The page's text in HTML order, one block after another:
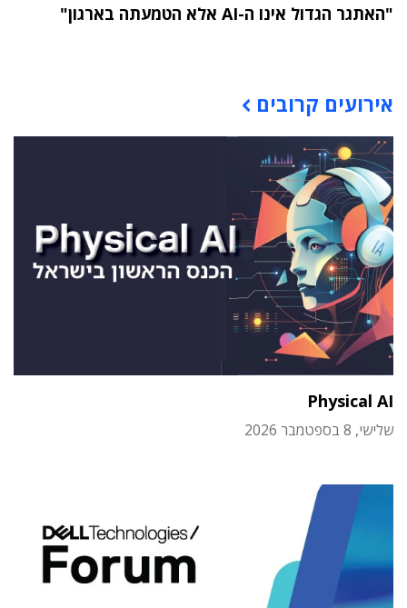
"האתגר הגדול אינו ה-AI אלא הטמעתה בארגון"
אירועים קרובים
Physical AI
שלישי, 8 בספטמבר 2026